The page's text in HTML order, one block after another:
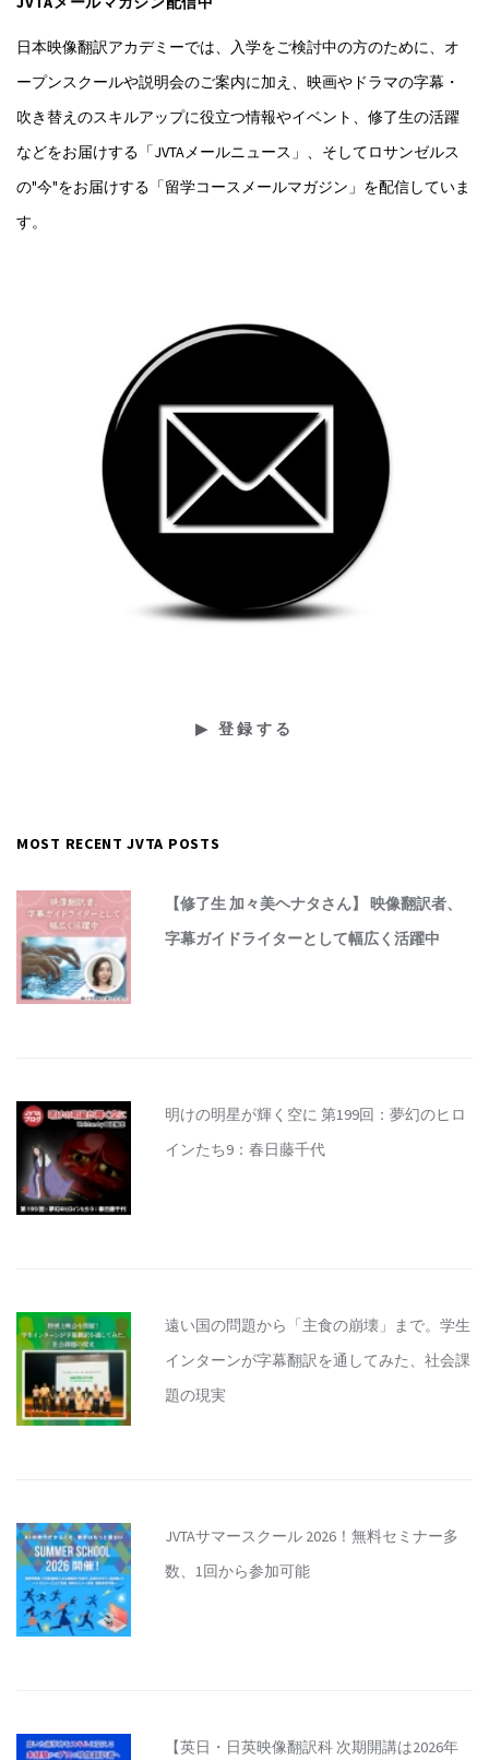
日本映像翻訳アカデミーでは、入学をご検討中の方のために、オ
ープンスクールや説明会のご案内に加え、映画やドラマの字幕・
吹き替えのスキルアップに役立つ情報やイベント、修了生の活躍
などをお届けする「JVTAメールニュース」、そしてロサンゼルス
の"今"をお届けする「留学コースメールマガジン」を配信していま
す。
MOST RECENT JVTA POSTS
【修了生 加々美ヘナタさん】 映像翻訳者、
字幕ガイドライターとして幅広く活躍中
明けの明星が輝く空に 第199回：夢幻のヒロ
インたち9：春日藤千代
遠い国の問題から「主食の崩壊」まで。学生
インターンが字幕翻訳を通してみた、社会課
題の現実
JVTAサマースクール 2026！無料セミナー多
数、1回から参加可能
【英日・日英映像翻訳科 次期開講は2026年